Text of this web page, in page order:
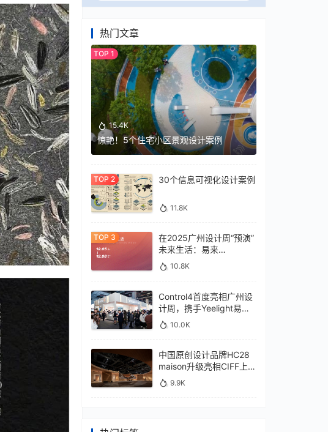
热门文章
15.4K
惊艳！5个住宅小区景观设计案例
30个信息可视化设计案例
11.8K
在2025广州设计周“预演”
未来生活：易来
xControl4展位待您亲鉴
10.8K
Control4首度亮相广州设
计周，携手Yeelight易来
深化本土战略
10.0K
中国原创设计品牌HC28
maison升级亮相CIFF上
海，汇聚设计巨擘
9.9K